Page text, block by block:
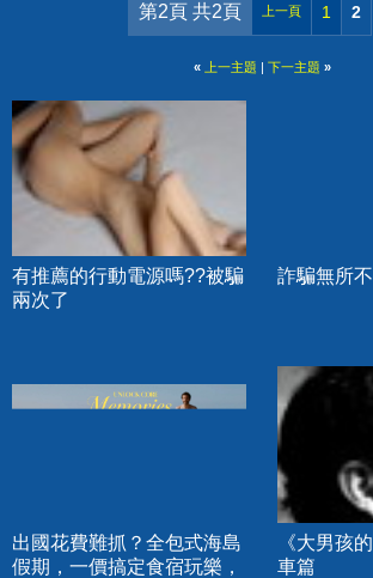
第2頁 共2頁 上一頁 1 2
« 上一主題 | 下一主題 »
有推薦的行動電源嗎??被騙
兩次了
詐騙無所
出國花費難抓？全包式海島
假期，一價搞定食宿玩樂，
《大男孩
車篇